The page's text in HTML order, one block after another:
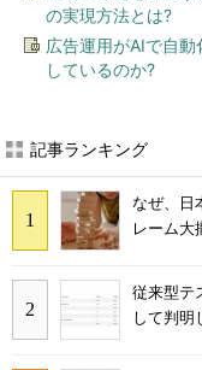
の実現方法とは?
広告運用がAIで自
しているのか?
記事ランキング
なぜ、日
レーム大
従来型テ
して判明